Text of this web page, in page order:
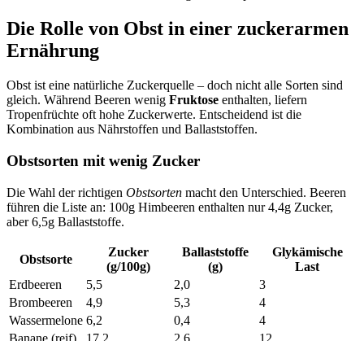
Die Rolle von Obst in einer zuckerarmen
Ernährung
Obst ist eine natürliche Zuckerquelle – doch nicht alle Sorten sind
gleich. Während Beeren wenig Fruktose enthalten, liefern
Tropenfrüchte oft hohe Zuckerwerte. Entscheidend ist die
Kombination aus Nährstoffen und Ballaststoffen.
Obstsorten mit wenig Zucker
Die Wahl der richtigen Obstsorten macht den Unterschied. Beeren
führen die Liste an: 100g Himbeeren enthalten nur 4,4g Zucker,
aber 6,5g Ballaststoffe.
Obstsorte
Zucker
(g/100g)
Ballaststoffe
(g)
Glykämische
Last
Erdbeeren
5,5 2,0
3
Brombeeren
4,9 5,3
4
Wassermelone 6,2 0,4
4
Banane (reif)
17,2 2,6 12